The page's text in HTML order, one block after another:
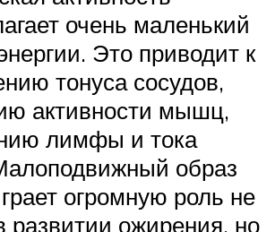
очень маленький
Это приводит к
тонуса сосудов,
активности мышц,
лимфы и тока
образ
огромную роль не
развитии ожирения, но